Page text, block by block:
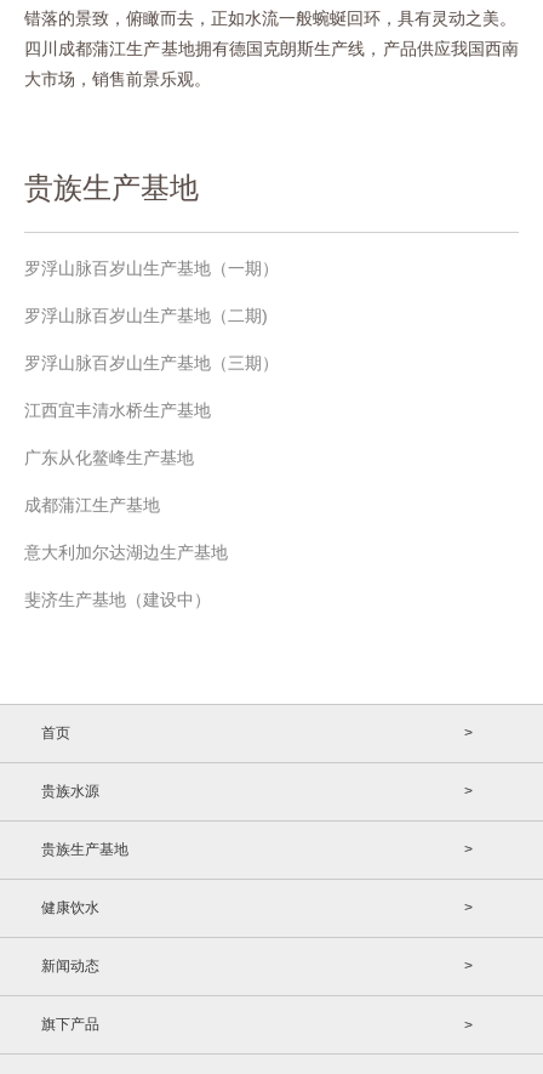
贵族生产基地
罗浮山脉百岁山生产基地（一期）
罗浮山脉百岁山生产基地（二期)
罗浮山脉百岁山生产基地（三期）
江西宜丰清水桥生产基地
广东从化鳌峰生产基地
成都蒲江生产基地
意大利加尔达湖边生产基地
斐济生产基地（建设中）
错落的景致，俯瞰而去，正如水流一般蜿蜒回环，具有灵动之美。
四川成都蒲江生产基地拥有德国克朗斯生产线，产品供应我国西南
大市场，销售前景乐观。
首页 >
贵族水源 >
贵族生产基地 >
健康饮水 >
新闻动态 >
旗下产品 >